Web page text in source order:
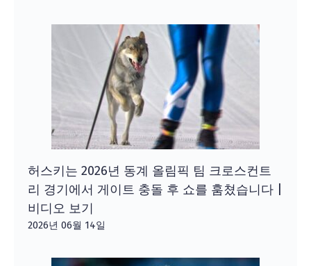
허스키는 2026년 동계 올림픽 팀 크로스컨트
리 경기에서 게이트 충돌 후 쇼를 훔쳤습니다 |
비디오 보기
2026년 06월 14일